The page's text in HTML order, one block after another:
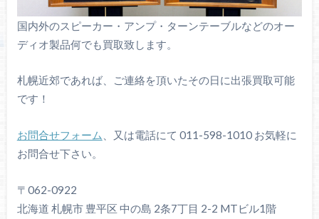
国内外のスピーカー・アンプ・ターンテーブルなどのオー
ディオ製品何でも買取致します。
札幌近郊であれば、ご連絡を頂いたその日に出張買取可能
です！
お問合せフォーム 、又は電話にて 011-598-1010 お気軽に
お問合せ下さい。
〒062-0922
北海道 札幌市 豊平区 中の島 2条7丁目 2-2 MTビル1階